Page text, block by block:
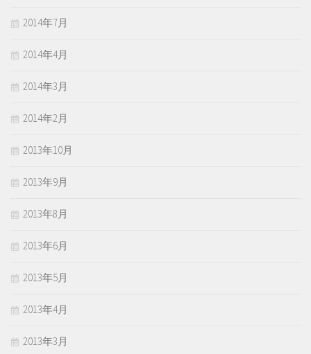
2014年7月
2014年4月
2014年3月
2014年2月
2013年10月
2013年9月
2013年8月
2013年6月
2013年5月
2013年4月
2013年3月